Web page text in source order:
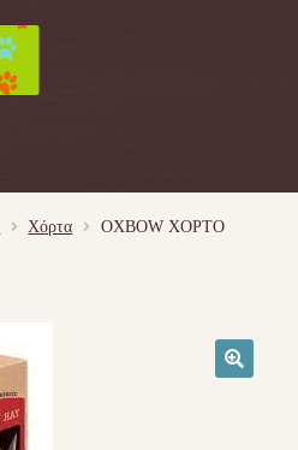
Χόρτα
OXBOW ΧΟΡΤΟ